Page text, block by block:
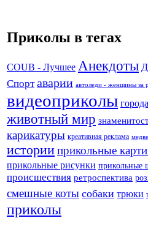
Приколы в тегах
COUB - Лучшее Анекдоты
Спорт аварии автоледи - женщины за
видеоприколы
животный мир
карикатуры креативная реклама
историиприкольные
прикольные рисунки прикольные
происшествия ретроспектива
смешные коты собаки трюки
приколы